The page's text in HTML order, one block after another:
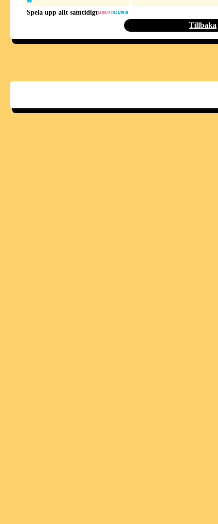
Spela upp allt samtidigt
Tillbaka